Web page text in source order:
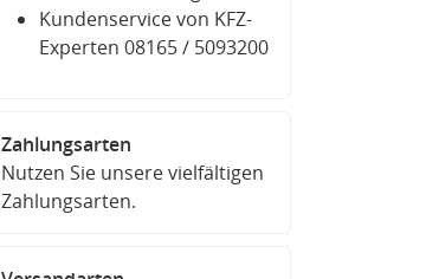
Kundenservice von KFZ-
Experten 08165 / 5093200
Zahlungsarten
Nutzen Sie unsere vielfältigen
Zahlungsarten.